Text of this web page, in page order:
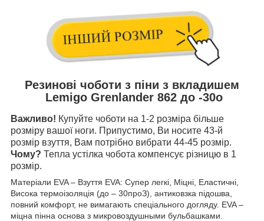
Резинові чоботи з піни з вкладишем
Lemigo Grenlander 862 до -30о
Важливо! Купуйте чоботи на 1-2 розміра більше
розміру вашої ноги. Припустимо, Ви носите 43-й
розмір взуття, Вам потрібно вибрати 44-45 розмір.
Чому? Тепла устілка чобота компенсує різницю в 1
розмір.
Матеріали EVA – Взуття EVA: Супер легкі, Міцні, Еластичні,
Висока термоізоляція (до – 30проЗ), антиковзка підошва,
повний комфорт, не вимагають спеціального догляду. EVA –
міцна пінна основа з микровоздушными бульбашками.